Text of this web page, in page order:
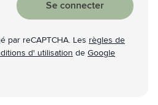
Se connecter
par reCAPTCHA. Les règles de
d' utilisation de Google